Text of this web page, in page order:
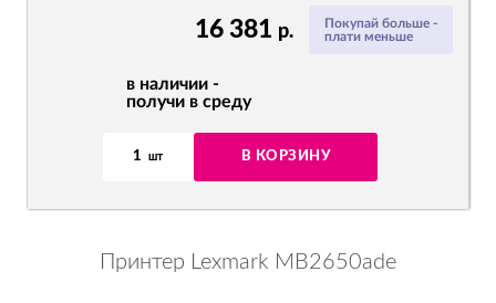
Покупай больше -
плати меньше
16 381 р.
в наличии -
получи в среду
1 шт В КОРЗИНУ
Принтер Lexmark MB2650ade